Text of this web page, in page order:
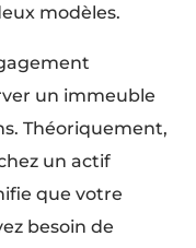
modèles.
un immeuble
Théoriquement,
un actif
que votre
besoin de